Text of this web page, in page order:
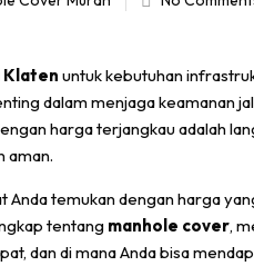
Klaten untuk kebutuhan
dalam menjaga keamanan
harga terjangkau adalah
aman.
temukan dengan harga
tentang manhole cover,
dan di mana Anda bisa